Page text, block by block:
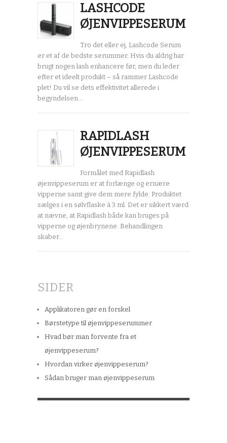
LASHCODE
ØJENVIPPESERUM
Tro det eller ej, Lashcode Serum
er et af de bedste serummer. Hvis du aldrig har
brugt nogen lash enhancere før, men du leder
efter et ideelt produkt – så rammer Lashcode
plet! Du vil se dets effektivitet allerede i
begyndelsen…
RAPIDLASH
ØJENVIPPESERUM
Formålet med Rapidlash
øjenvippeserum er at forlænge og ernære
vipperne samt give dem mere fylde. Produktet
sælges i en sølvflaske à 3 ml. Det er sikkert værd
at nævne, at Rapidlash både kan bruges på
vipperne og øjenbrynene. Behandlingen
skaber…
SIDER
Applikatoren gør en forskel
Børstetype til øjenvippeserummer
Hvad bør man forvente fra et
øjenvippeserum?
Hvordan virker øjenvippeserum?
Sådan bruger man øjenvippeserum